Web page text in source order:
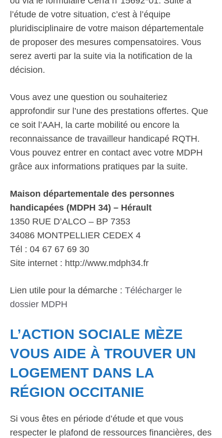
l’étude de votre situation, c’est à l’équipe
pluridisciplinaire de votre maison départementale
de proposer des mesures compensatoires. Vous
serez averti par la suite via la notification de la
décision.
Vous avez une question ou souhaiteriez
approfondir sur l’une des prestations offertes. Que
ce soit l’AAH, la carte mobilité ou encore la
reconnaissance de travailleur handicapé RQTH.
Vous pouvez entrer en contact avec votre MDPH
grâce aux informations pratiques par la suite.
Maison départementale des personnes
handicapées (MDPH 34) – Hérault
1350 RUE D’ALCO – BP 7353
34086 MONTPELLIER CEDEX 4
Tél : 04 67 67 69 30
Site internet : http://www.mdph34.fr
Lien utile pour la démarche : Télécharger le
dossier MDPH
L’ACTION SOCIALE MÈZE
VOUS AIDE À TROUVER UN
LOGEMENT DANS LA
RÉGION OCCITANIE
Si vous êtes en période d’étude et que vous
respecter le plafond de ressources financières, des